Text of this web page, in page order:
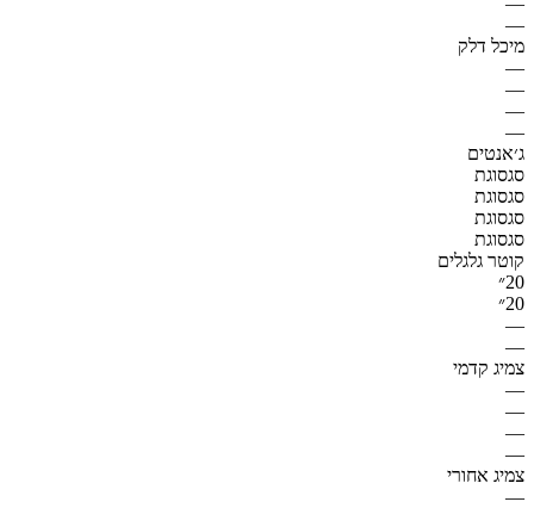
—
מיכל דלק
—
—
—
—
ג׳אנטים
סגסוגת
סגסוגת
סגסוגת
סגסוגת
קוטר גלגלים
20״
20״
—
—
צמיג קדמי
—
—
—
—
צמיג אחורי
—